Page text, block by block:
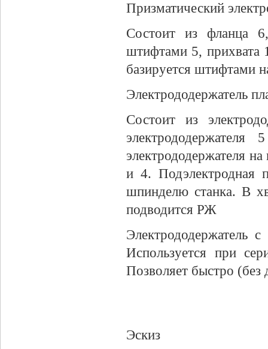
Призматический
Состоит из фланца
штифтами 5, прихвата
базируется штифтами
Электрододержатель
Состоит из
электрододержателя
и 4. Подэлектродная
шпинделю станка. В
подводится РЖ
Электрододержатель
Используется при
Позволяет быстро
Эскиз